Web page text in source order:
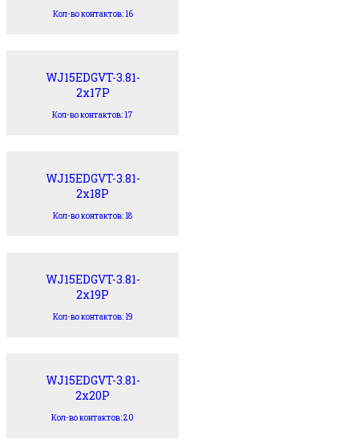
Кол-во контактов: 16
WJ15EDGVT-3.81-
2x17P
Кол-во контактов: 17
WJ15EDGVT-3.81-
2x18P
Кол-во контактов: 18
WJ15EDGVT-3.81-
2x19P
Кол-во контактов: 19
WJ15EDGVT-3.81-
2x20P
Кол-во контактов: 20